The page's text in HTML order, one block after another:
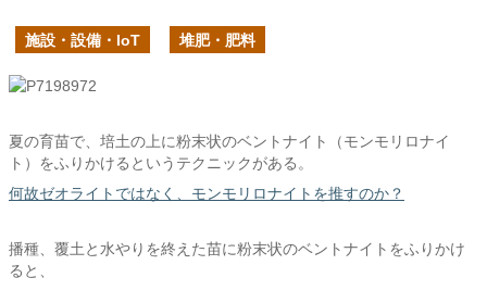
施設・設備・IoT 堆肥・肥料
夏の育苗で、培土の上に粉末状のベントナイト（モンモリロナイ
ト）をふりかけるというテクニックがある。
何故ゼオライトではなく、モンモリロナイトを推すのか？
播種、覆土と水やりを終えた苗に粉末状のベントナイトをふりかけ
ると、